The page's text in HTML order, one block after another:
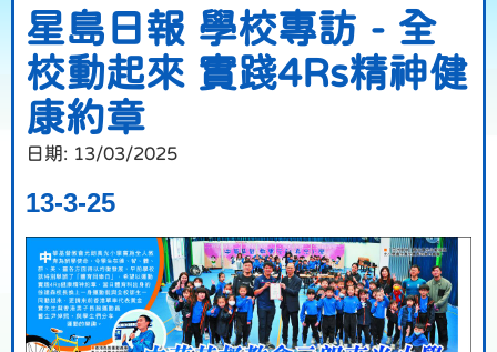
星島日報 學校專訪 - 全
校動起來 實踐4Rs精神健
康約章
日期: 13/03/2025
13-3-25